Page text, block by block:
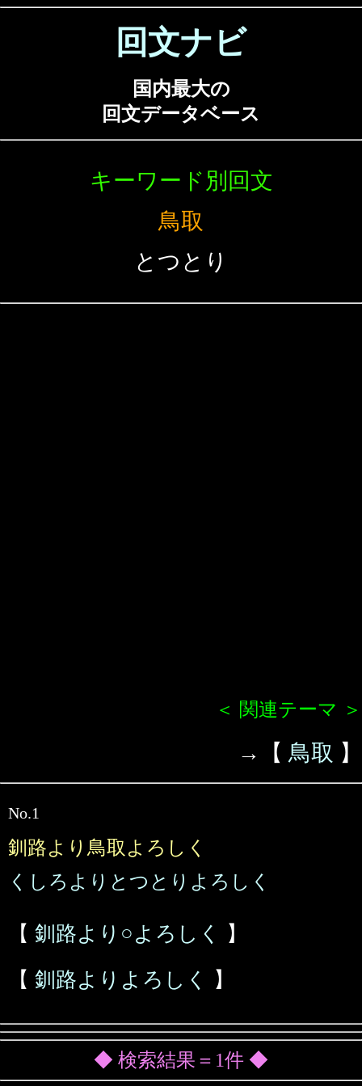
回文ナビ
国内最大の
回文データベース
キーワード別回文
鳥取
とつとり
＜ 関連テーマ ＞
→【 鳥取 】
No.1
釧路より鳥取よろしく
くしろよりとつとりよろしく
【 釧路より○よろしく
】
【 釧路よりよろしく 】
◆ 検索結果＝1件 ◆